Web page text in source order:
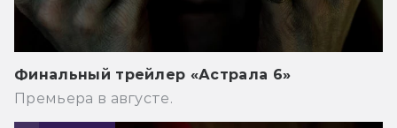
Финальный трейлер «Астрала 6»
Премьера в августе.